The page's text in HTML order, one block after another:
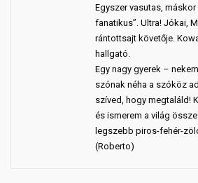
Egyszer vasutas,
fanatikus”. Ultra! Jókai,
rántottsajt követője.
hallgató.
Egy nagy gyerek –
szónak néha a szóköz
szíved, hogy megtaláld!
és ismerem a világ
legszebb piros-fehér-
(Roberto)